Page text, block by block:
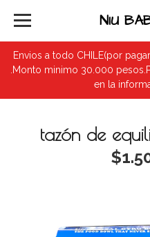
Envios a todo CHILE(por
.Monto minimo 30.000
en la
NIU
tazón de